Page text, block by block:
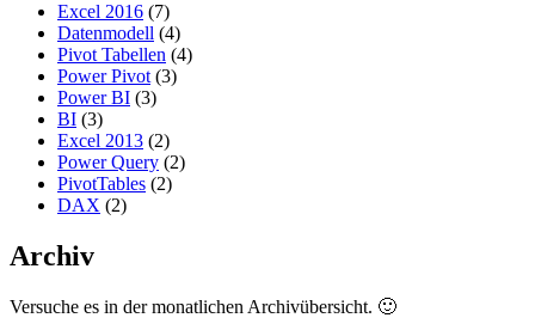
Excel 2016 (7)
Datenmodell (4)
Pivot Tabellen (4)
Power Pivot (3)
Power BI (3)
BI (3)
Excel 2013 (2)
Power Query (2)
PivotTables (2)
DAX (2)
Archiv
Versuche es in der monatlichen Archivübersicht. 🙂